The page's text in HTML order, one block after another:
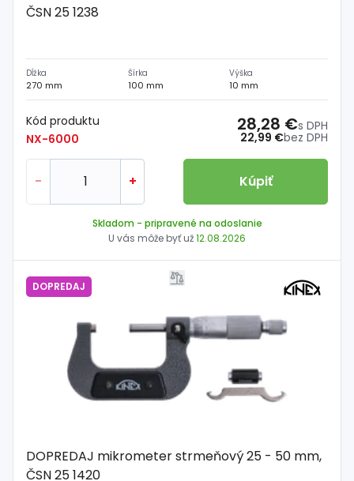
ČSN 25 1238
Dĺžka
270 mm
Šírka
100 mm
Výška
10 mm
Kód produktu
NX-6000
22,99 €bez DPH
28,28 €s DPH
- + Kúpiť
Skladom - pripravené na odoslanie
U vás môže byť už12.08.2026
DOPREDAJ
DOPREDAJ mikrometer strmeňový 25 - 50 mm,
ČSN 25 1420